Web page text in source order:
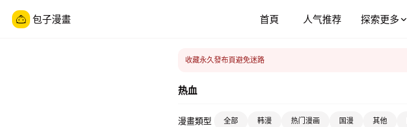
包子漫畫 首頁 人气推荐 探索更多
收藏永久發布頁避免迷路
热血
漫畫類型 全部 韩漫 热门漫画 国漫 其他